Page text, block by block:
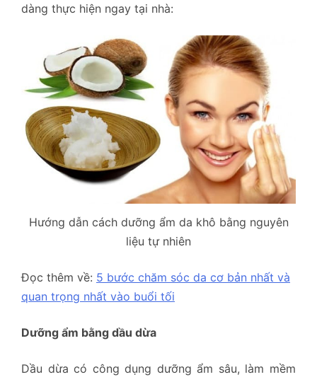
dàng thực hiện ngay tại nhà:
Hướng dẫn cách dưỡng ẩm da khô bằng nguyên
liệu tự nhiên
Đọc thêm về: 5 bước chăm sóc da cơ bản nhất và
quan trọng nhất vào buổi tối
Dưỡng ẩm bằng dầu dừa
Dầu dừa có công dụng dưỡng ẩm sâu, làm mềm